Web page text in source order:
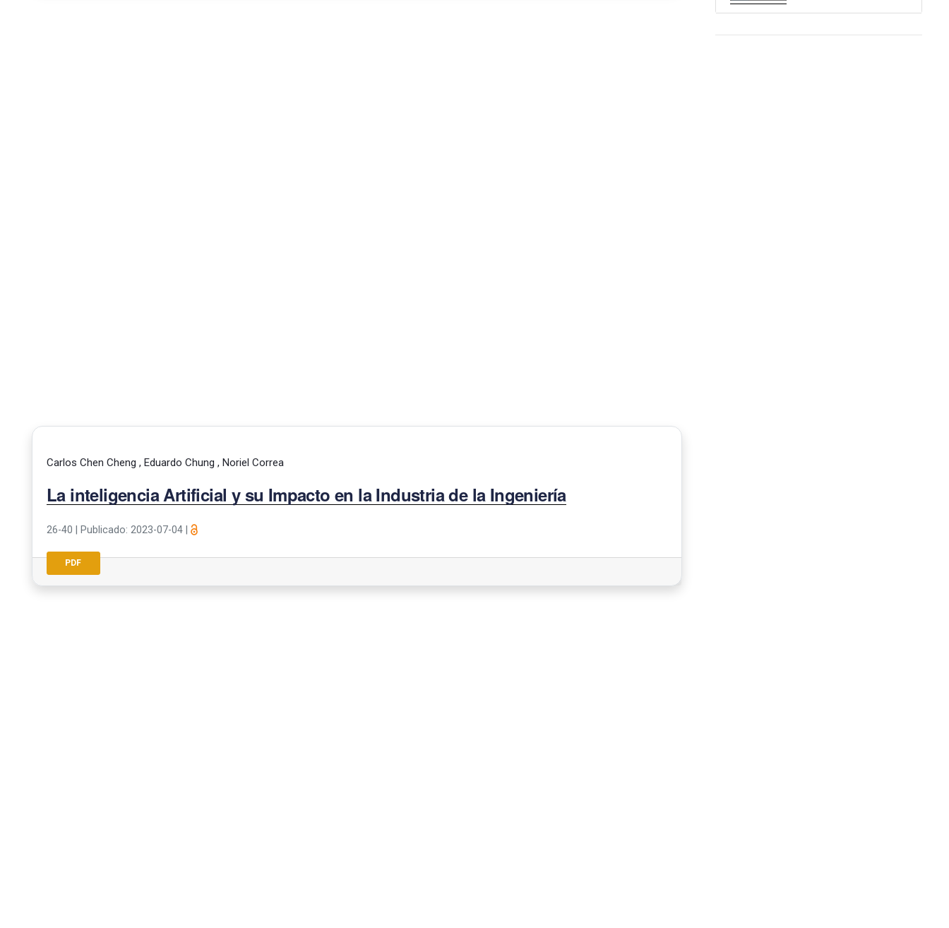
Carlos Chen Cheng , Eduardo Chung , Noriel Correa
La inteligencia Artificial y su Impacto en la Industria de la Ingeniería
26-40 Publicado: 2023-07-04
PDF